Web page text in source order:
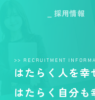
_ 採用情報
>> RECRUITMENT
はたらく人を幸
はたらく自分も